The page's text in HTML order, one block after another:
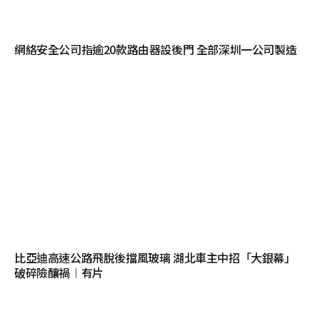
網絡安全公司指逾20款路由器設後門 全部深圳一公司製造
比亞迪高速公路飛脫後擋風玻璃 湖北車主中招「大銀幕」
破碎險釀禍︱有片